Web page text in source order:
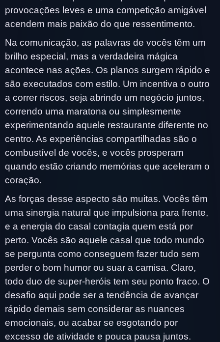
provocações leves e uma competição amigável
acendem mais paixão do que ressentimento.
Na comunicação, as palavras de vocês têm um
brilho especial, mas a verdadeira mágica
acontece nas ações. Os planos surgem rápido e
são executados com estilo. Um incentiva o outro
a correr riscos, seja abrindo um negócio juntos,
correndo uma maratona ou simplesmente
experimentando aquele restaurante diferente no
centro. As experiências compartilhadas são o
combustível de vocês, e vocês prosperam
quando estão criando memórias que aceleram o
coração.
As forças desse aspecto são muitas. Vocês têm
uma sinergia natural que impulsiona para frente,
e a energia do casal contagia quem está por
perto. Vocês são aquele casal que todo mundo
se pergunta como conseguem fazer tudo sem
perder o bom humor ou suar a camisa. Claro,
todo duo de super-heróis tem seu ponto fraco. O
desafio aqui pode ser a tendência de avançar
rápido demais sem considerar as nuances
emocionais, ou acabar se esgotando por
excesso de atividade e pouca pausa juntos.